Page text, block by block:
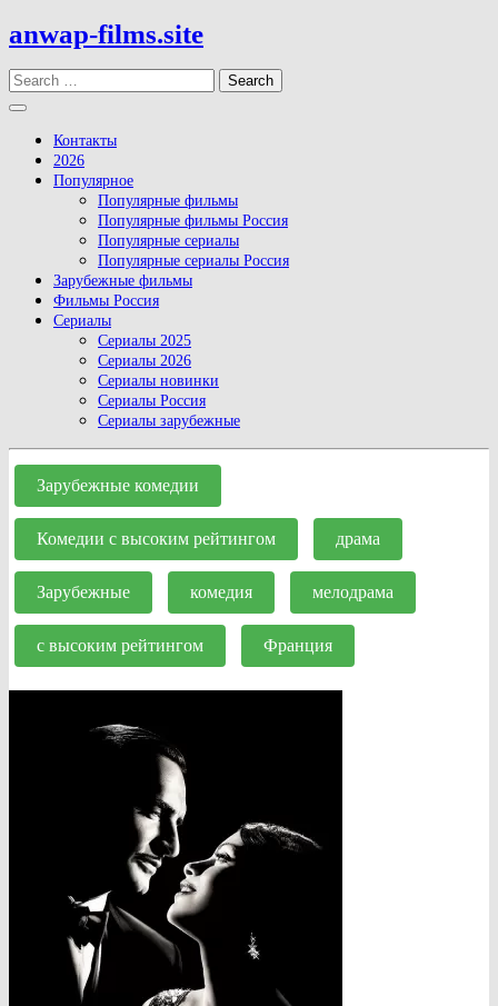
Skip
to
content
anwap-films.site
Search
Open
Button
Контакты
2026
Популярное
Популярные фильмы
Популярные фильмы Россия
Популярные сериалы
Популярные сериалы Россия
Зарубежные фильмы
Фильмы Россия
Сериалы
Сериалы 2025
Сериалы 2026
Сериалы новинки
Сериалы Россия
Сериалы зарубежные
Close
Button
Зарубежные комедии
Комедии с высоким рейтингом драма
Зарубежные комедия мелодрама
с высоким рейтингом Франция